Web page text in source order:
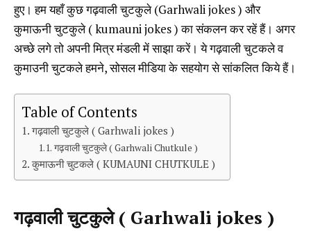
हुए। हम यहाँ कुछ गढ़वाली चुटकुले (Garhwali jokes ) और
कुमाऊनी चुटकुले ( kumauni jokes ) का संकलन कर रहें हैं। अगर
अच्छे लगे तो अपनी मित्र मंडली में साझा करें। ये गढ़वाली चुटकले व
कुमाउनी चुटकले हमने, सोसल मीडिया के सहयोग से सांकलित किये हैं।
Table of Contents
गढ़वाली चुटकुले ( Garhwali jokes )
गढ़वाली चुटकुले ( Garhwali Chutkule )
कुमाऊनी चुटकले ( KUMAUNI CHUTKULE )
गढ़वाली चुटकुले ( Garhwali jokes )